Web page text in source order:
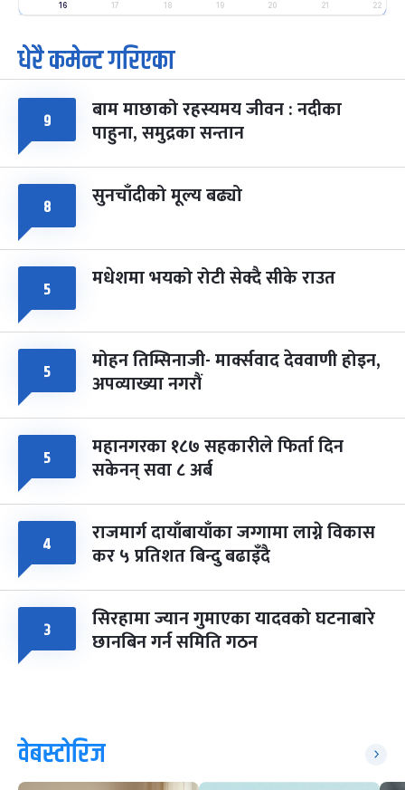
मंगल फाल्गुन २५, २०८३ Mar 9, 2027
७
आइत
पूर्णिमा व्रत
चैत्र ७, २०८३-
८
सोम
फागुपूर्णिमा
चैत्र ८, २०८३-Mar 22, 2027
७ महिना बाँकी
16 17 18 19 20 21 22
धेरै कमेन्ट गरिएका
९ बाम माछाको रहस्यमय जीवन : नदीका
पाहुना, समुद्रका सन्तान
८ सुनचाँदीको मूल्य बढ्यो
५ मधेशमा भयको रोटी सेक्दै सीके राउत
५ मोहन तिम्सिनाजी- मार्क्सवाद देववाणी होइन,
अपव्याख्या नगरौं
५ महानगरका १८७ सहकारीले फिर्ता दिन
सकेनन् सवा ८ अर्ब
४ राजमार्ग दायाँबायाँका जग्गामा लाग्ने विकास
कर ५ प्रतिशत बिन्दु बढाइँदै
३ सिरहामा ज्यान गुमाएका यादवको घटनाबारे
छानबिन गर्न समिति गठन
वेबस्टोरिज